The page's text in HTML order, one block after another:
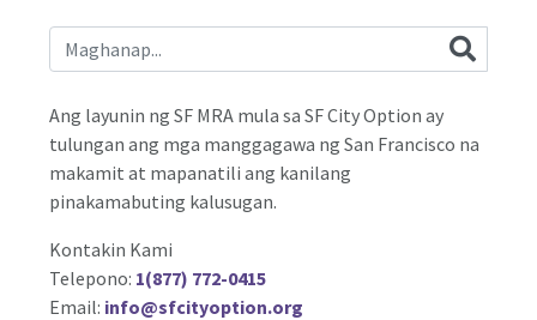
Ang layunin ng SF MRA mula sa SF City Option ay
tulungan ang mga manggagawa ng San Francisco na
makamit at mapanatili ang kanilang
pinakamabuting kalusugan.
Kontakin Kami
Telepono: 1(877) 772-0415
Email: info@sfcityoption.org